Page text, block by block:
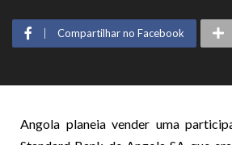
Compartilhar no Facebook
Angola planeia vender uma